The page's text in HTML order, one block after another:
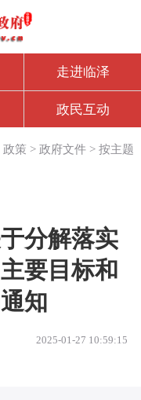
走进临泽
政民互动
政策 >政府文件 >按主题
分解落实
要目标和
知
2025-01-27 10:59:15